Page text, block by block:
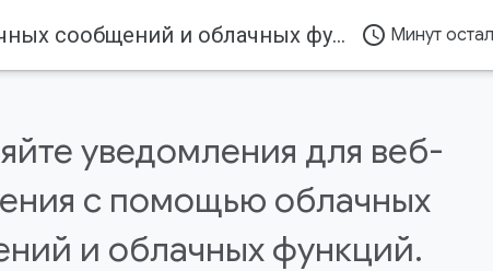
Отправляйте уведомления для веб-приложения с помощью облачных сообщений и облачных функций. access_time Минут
уведомления для веб-
с помощью облачных
и облачных функций.